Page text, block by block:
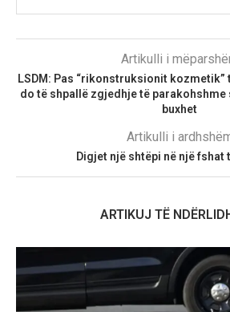
Artikulli i
LSDM: Pas “rikonstruksionit
do të shpallë zgjedhje të parakohshme
buxhet
Artikulli i
Digjet një shtëpi në një fshat
ARTIKUJ TË